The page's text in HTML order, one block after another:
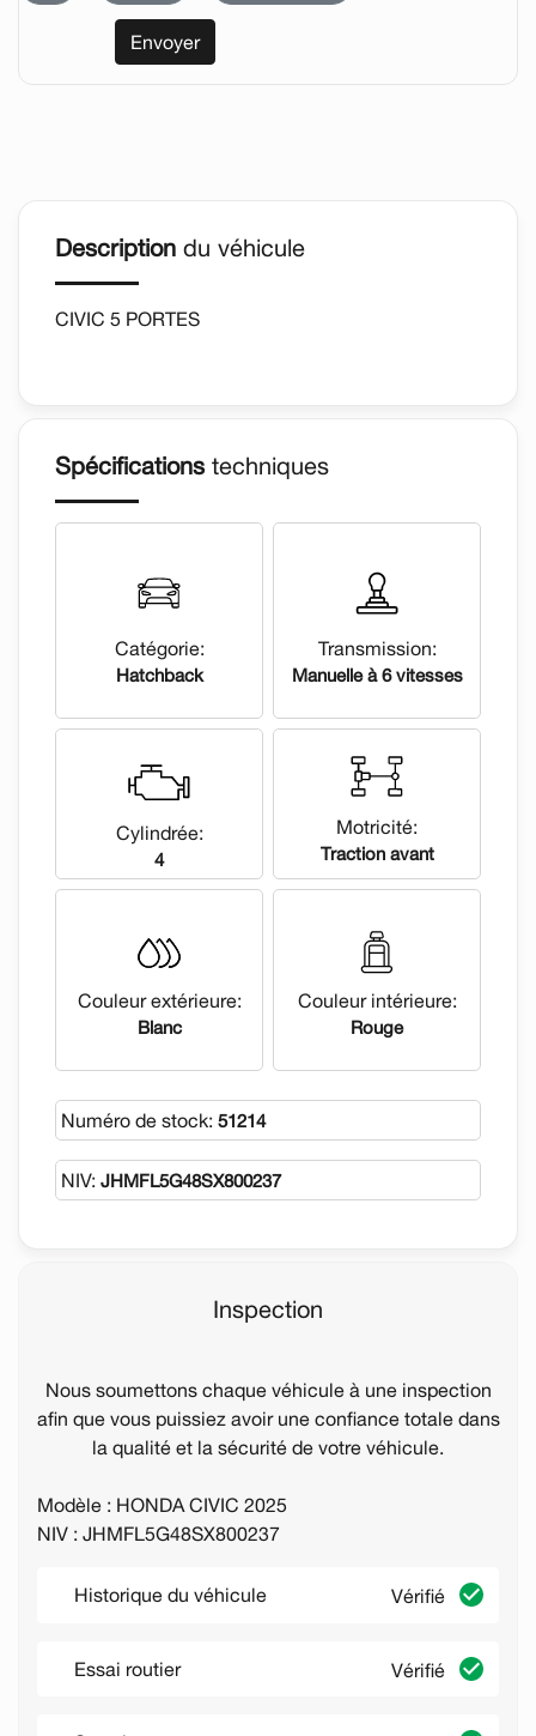
Envoyer
Description du véhicule
CIVIC 5 PORTES
Spécificationstechniques
Catégorie:
Hatchback
Transmission:
Manuelle à 6 vitesses
Cylindrée:
4
Motricité:
Traction avant
Couleur extérieure:
Blanc
Couleur intérieure:
Rouge
Numéro de stock: 51214
NIV: JHMFL5G48SX800237
Inspection
Nous soumettons chaque véhicule à une inspection
afin que vous puissiez avoir une confiance totale dans
la qualité et la sécurité de votre véhicule.
Modèle : HONDA CIVIC 2025
NIV : JHMFL5G48SX800237
Historique du véhicule Vérifié
Essai routier Vérifié